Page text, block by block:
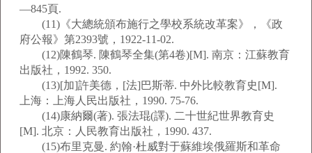
—845頁.
(11)《大總統頒布施行之學校系統改革案》，《政
府公報》第2393號，1922-11-02.
(12)陳鶴琴. 陳鶴琴全集(第4卷)[M]. 南京：江蘇教育
出版社，1992. 350.
(13)[加]許美德，[法]巴斯蒂. 中外比較教育史[M].
上海：上海人民出版社，1990. 75-76.
(14)康納爾(著). 張法琨(譯). 二十世紀世界教育史
[M]. 北京：人民教育出版社，1990. 437.
(15)布里克曼. 約翰·杜威對于蘇維埃俄羅斯和革命